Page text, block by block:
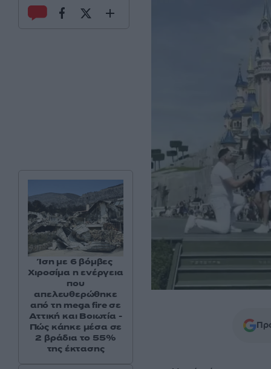
Ίση με 6 βόμβες
Χιροσίμα η ενέργεια
που
απελευθερώθηκε
από τη mega fire σε
Αττική και Βοιωτία -
Πώς κάηκε μέσα σε
2 βράδια το 55%
της έκτασης